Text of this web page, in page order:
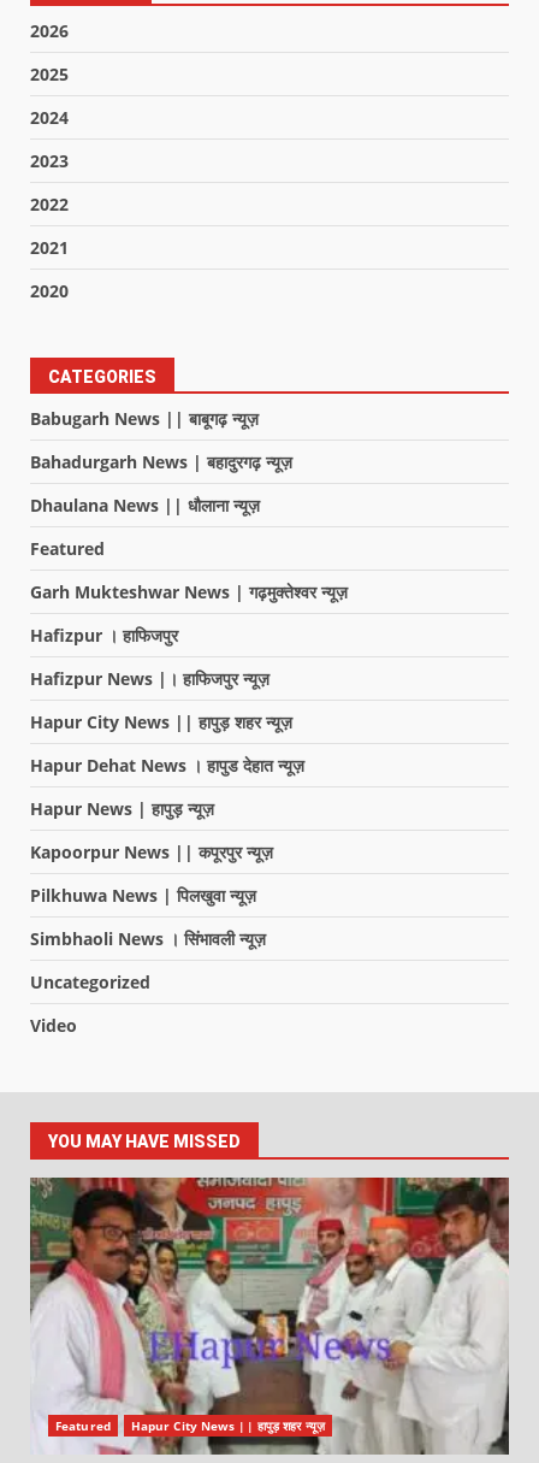
2026
2025
2024
2023
2022
2021
2020
CATEGORIES
Babugarh News || बाबूगढ़ न्यूज़
Bahadurgarh News | बहादुरगढ़ न्यूज़
Dhaulana News || धौलाना न्यूज़
Featured
Garh Mukteshwar News | गढ़मुक्तेश्वर न्यूज़
Hafizpur । हाफिजपुर
Hafizpur News |। हाफिजपुर न्यूज़
Hapur City News || हापुड़ शहर न्यूज़
Hapur Dehat News । हापुड देहात न्यूज़
Hapur News | हापुड़ न्यूज़
Kapoorpur News || कपूरपुर न्यूज़
Pilkhuwa News | पिलखुवा न्यूज़
Simbhaoli News । सिंभावली न्यूज़
Uncategorized
Video
YOU MAY HAVE MISSED
Featured Hapur City News || हापुड़ शहर न्यूज़